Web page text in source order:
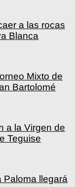
a las rocas
Blanca
Mixto de
Bartolomé
a la Virgen de
Teguise
Paloma llegará